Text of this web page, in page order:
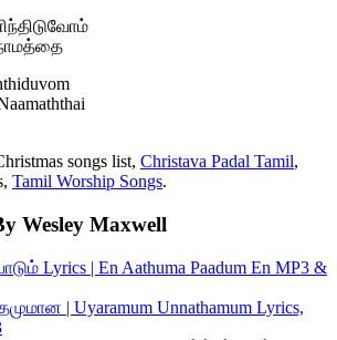
songs list, Christava Padal Tamil,
Tamil Worship Songs.
Wesley Maxwell
Lyrics | En Aathuma Paadum En MP3 &
| Uyaramum Unnathamum Lyrics,